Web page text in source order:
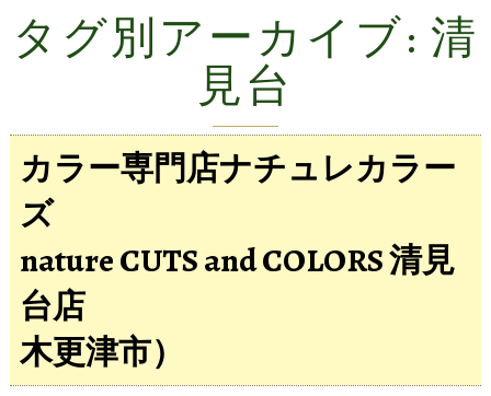
タグ別アーカイブ: 清
見台
カラー専門店ナチュレカラー
ズ
nature CUTS and COLORS 清見
台店
木更津市）